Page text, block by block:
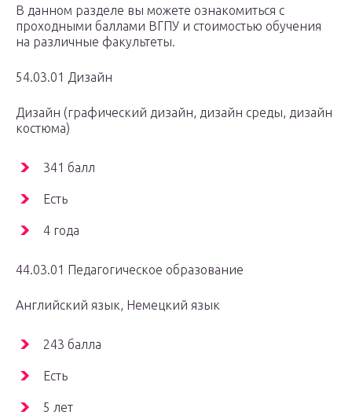
В данном разделе вы можете ознакомиться с
проходными баллами ВГПУ и стоимостью обучения
на различные факультеты.
54.03.01 Дизайн
Дизайн (графический дизайн, дизайн среды, дизайн
костюма)
341 балл
Есть
4 года
44.03.01 Педагогическое образование
Английский язык, Немецкий язык
243 балла
Есть
5 лет